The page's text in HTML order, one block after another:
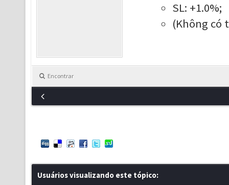
SL: +1.0%;
(Không có
Encontrar
Usuários visualizando este tópico: